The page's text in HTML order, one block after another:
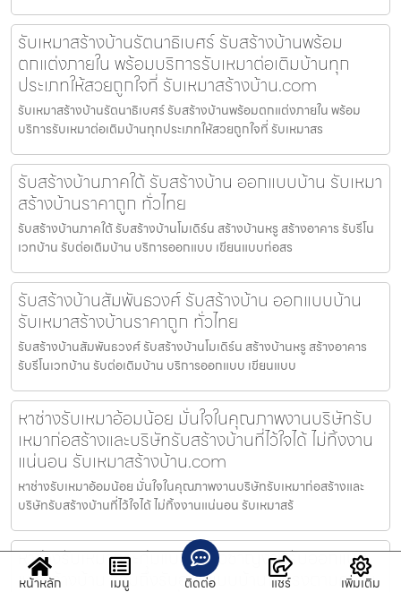
รับเหมาสร้างบ้านรัตนาธิเบศร์ รับสร้างบ้านพร้อม
ตกแต่งภายใน พร้อมบริการรับเหมาต่อเติมบ้านทุก
ประเภทให้สวยถูกใจที่ รับเหมาสร้างบ้าน.com
รับเหมาสร้างบ้านรัตนาธิเบศร์ รับสร้างบ้านพร้อมตกแต่งภายใน พร้อม
บริการรับเหมาต่อเติมบ้านทุกประเภทให้สวยถูกใจที่ รับเหมาสร
รับสร้างบ้านภาคใต้ รับสร้างบ้าน ออกแบบบ้าน รับเหมา
สร้างบ้านราคาถูก ทั่วไทย
รับสร้างบ้านภาคใต้ รับสร้างบ้านโมเดิร์น สร้างบ้านหรู สร้างอาคาร รับรีโน
เวทบ้าน รับต่อเติมบ้าน บริการออกแบบ เขียนแบบก่อสร
รับสร้างบ้านสัมพันธวงศ์ รับสร้างบ้าน ออกแบบบ้าน
รับเหมาสร้างบ้านราคาถูก ทั่วไทย
รับสร้างบ้านสัมพันธวงศ์ รับสร้างบ้านโมเดิร์น สร้างบ้านหรู สร้างอาคาร
รับรีโนเวทบ้าน รับต่อเติมบ้าน บริการออกแบบ เขียนแบบ
หาช่างรับเหมาอ้อมน้อย มั่นใจในคุณภาพงานบริษัทรับ
เหมาก่อสร้างและบริษัทรับสร้างบ้านที่ไว้ใจได้ ไม่ทิ้งงาน
แน่นอน รับเหมาสร้างบ้าน.com
หาช่างรับเหมาอ้อมน้อย มั่นใจในคุณภาพงานบริษัทรับเหมาก่อสร้างและ
บริษัทรับสร้างบ้านที่ไว้ใจได้ ไม่ทิ้งงานแน่นอน รับเหมาสร้
หาช่างรับเหมากระทุ่มแบน เชี่ยวชาญงานรับออกแบบ
และสร้างบ้าน รวมถึงรับออกแบบบ้านให้ตรงตามความ
หน้าหลัก เมนู ติดต่อ แชร์ เพิ่มเติม